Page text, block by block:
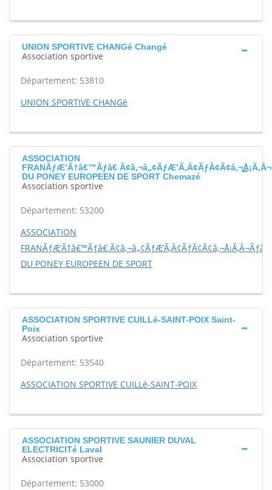
UNION SPORTIVE CHANGé Changé
Association sportive
Département: 53810
UNION SPORTIVE CHANGé
ASSOCIATION
FRANÃƒÆ’Ã†â€™Ãƒâ€
DU PONEY EUROPEEN DE SPORT Chemazé
Association sportive
Département: 53200
ASSOCIATION
FRANÃƒÆ’Ã†â€™Ãƒâ€
DU PONEY EUROPEEN DE SPORT
ASSOCIATION SPORTIVE CUILLé-SAINT-POIX Saint-
Poix
Association sportive
Département: 53540
ASSOCIATION SPORTIVE CUILLé-SAINT-POIX
ASSOCIATION SPORTIVE SAUNIER DUVAL
ELECTRICITé Laval
Association sportive
Département: 53000